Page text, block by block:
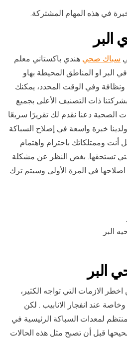
في هذه المهام المشتركة.
سباك صحي هندي باكستاني معلم
البر او المناطق المحيطة بهاو
ونظافة وفي الوقت المحدد، يمكنك
ذات التصنيف الأعلى بجميع
الصحية دعنا نقدم لك تقريرًا سريعًا
خبرة واسعة في إصلاح السباكة
أنت وممتلكاتك باحترام واهتمام
تستحقها. بغض النظر عن مشكلة
اصلاحها في المرة الأولى وسيتم ترك
البر
البر
الازمات التي تواجه الكثير،
عند انفجار الانابيب . لكن
لمعدات السباكة الرئيسية في
قبل أن تصبح مثل هذه الحالات